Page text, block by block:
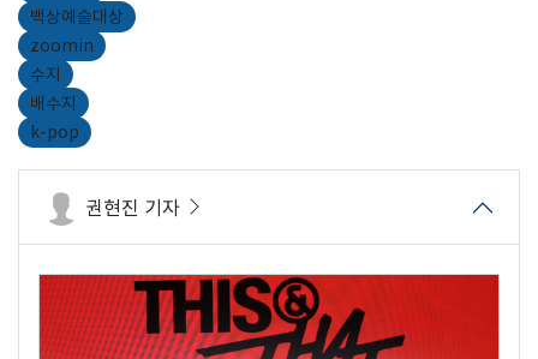
백상예술대상
zoomin
수지
배수지
k-pop
권현진 기자